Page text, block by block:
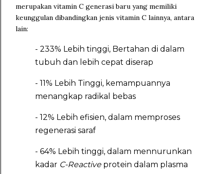
merupakan vitamin C generasi baru yang memiliki
keunggulan dibandingkan jenis vitamin C lainnya, antara
lain:
- 233% Lebih tinggi, Bertahan di dalam
tubuh dan lebih cepat diserap
- 11% Lebih Tinggi, kemampuannya
menangkap radikal bebas
- 12% Lebih efisien, dalam memproses
regenerasi saraf
- 64% Lebih tinggi, dalam mennurunkan
kadar C-Reactiveprotein dalam plasma